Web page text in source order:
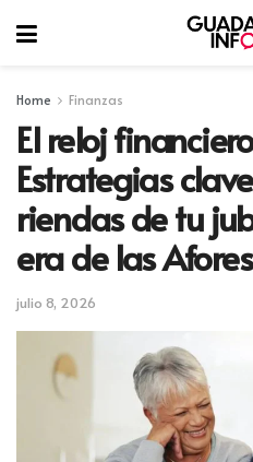
Home Finanzas
El reloj
Estrategias
riendas de tu
era de las Afores
julio 8, 2026